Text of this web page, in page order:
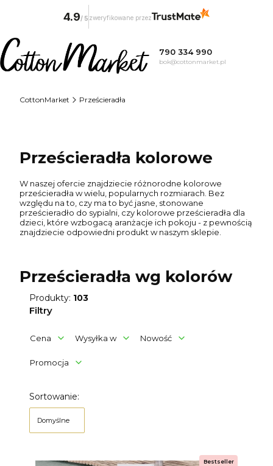
790 334 990
bok@cottonmarket.pl
CottonMarket Prześcieradła
Prześcieradła kolorowe
W naszej ofercie znajdziecie różnorodne kolorowe
prześcieradła w wielu, popularnych rozmiarach. Bez
względu na to, czy ma to być jasne, stonowane
prześcieradło do sypialni, czy kolorowe prześcieradła dla
dzieci, które wzbogacą aranżacje ich pokoju - z pewnością
znajdziecie odpowiedni produkt w naszym sklepie.
Prześcieradła wg kolorów
Produkty: 103
Filtry
Cena Wysyłka w Nowość
Promocja
Lista produktów
Sortowanie:
Domyślne
Bestseller
4.9/ 5 zweryfikowane przez